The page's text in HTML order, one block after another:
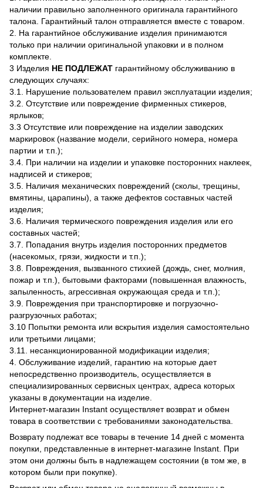
наличии правильно заполненного оригинала гарантийного
талона. Гарантийный талон отправляется вместе с товаром.
2. На гарантийное обслуживание изделия принимаются
только при наличии оригинальной упаковки и в полном
комплекте.
3 Изделия НЕ ПОДЛЕЖАТ гарантийному обслуживанию в
следующих случаях:
3.1. Нарушение пользователем правил эксплуатации изделия;
3.2. Отсутствие или повреждение фирменных стикеров,
ярлыков;
3.3 Отсутствие или повреждение на изделии заводских
маркировок (название модели, серийного номера, номера
партии и т.п.);
3.4. При наличии на изделии и упаковке посторонних наклеек,
надписей и стикеров;
3.5. Наличия механических повреждений (сколы, трещины,
вмятины, царапины), а также дефектов составных частей
изделия;
3.6. Наличия термического повреждения изделия или его
составных частей;
3.7. Попадания внутрь изделия посторонних предметов
(насекомых, грязи, жидкости и т.п.);
3.8. Повреждения, вызванного стихией (дождь, снег, молния,
пожар и т.п.), бытовыми факторами (повышенная влажность,
запыленность, агрессивная окружающая среда и т.п.);
3.9. Повреждения при транспортировке и погрузочно-
разгрузочных работах;
3.10 Попытки ремонта или вскрытия изделия самостоятельно
или третьими лицами;
3.11. несанкционированной модификации изделия;
4. Обслуживание изделий, гарантию на которые дает
непосредственно производитель, осуществляется в
специализированных сервисных центрах, адреса которых
указаны в документации на изделие.
Интернет-магазин Instant осуществляет возврат и обмен
товара в соответствии с требованиями законодательства.
Возврату подлежат все товары в течение 14 дней с момента
покупки, представленные в интернет-магазине Instant. При
этом они должны быть в надлежащем состоянии (в том же, в
котором были при покупке).